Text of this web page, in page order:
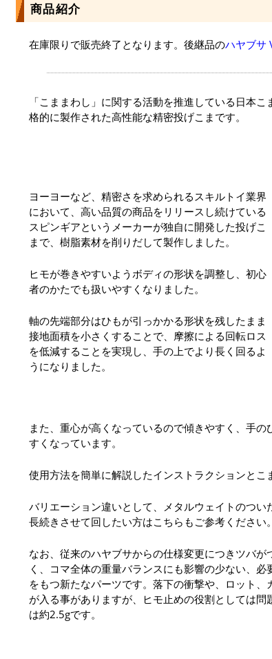
商品紹介
在庫限りで販売終了となります。後継品のハヤブサ
「こままわし」に関する活動を推進している日本
格的に製作された高性能な精密投げこまです。
ヨーヨーなど、精密さを求められるスキルトイ業界
において、高い品質の商品をリリースし続けている
スピンギアというメーカーが独自に開発した投げこ
まで、樹脂素材を削りだして製作しました。
ヒモが巻きやすいようボディの形状を調整し、初心
者のかたでも扱いやすくなりました。
軸の先端部分はひもが引っかかる形状を残したまま
接地面積を小さくすることで、摩擦による回転ロス
を低減することを実現し、手の上でより長く回るよ
うになりました。
また、重心が高くなっているので傾きやすく、手
すくなっています。
使用方法を簡単に解説したインストラクションとこ
バリエーション違いとして、メタルウェイトのつい
長続きさせて回したい方はこちらもご参考ください。
なお、従来のハヤブサからの仕様変更につきツバ
く、コマ全体の重量バランスにも影響の少ない、
をもつ新たなパーツです。落下の衝撃や、ロット
が入る事がありますが、ヒモ止めの役割としては
は約2.5gです。